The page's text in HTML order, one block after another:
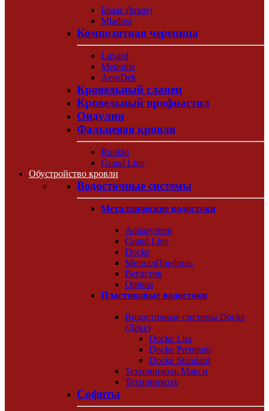
Браас (braas)
Mladost
Композитная черепица
Luxard
Metrotile
AeroDek
Кровельный сланец
Кровельный профнастил
Ондулин
Фальцевая кровля
Ruukki
Grand Line
Обустройство кровли
Водосточные системы
Металлические водостоки
Aquasystem
Grand Line
Docke
МеталлПрофиль
Вегасток
Optima
Пластиковые водостоки
Водосточные системы Docke
(Дёке)
Docke Lux
Docke Premium
Docke Standard
Технониколь Макси
Технониколь
Софиты